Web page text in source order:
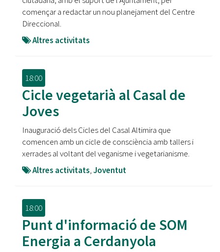
començar a redactar un nou planejament del Centre
Direccional.
Altres activitats
18:00
Cicle vegetarià al Casal de
Joves
Inauguració dels Cicles del Casal Altimira que
comencen amb un cicle de consciència amb tallers i
xerrades al voltant del veganisme i vegetarianisme.
Altres activitats,Joventut
18:00
Punt d'informació de SOM
Energia a Cerdanyola